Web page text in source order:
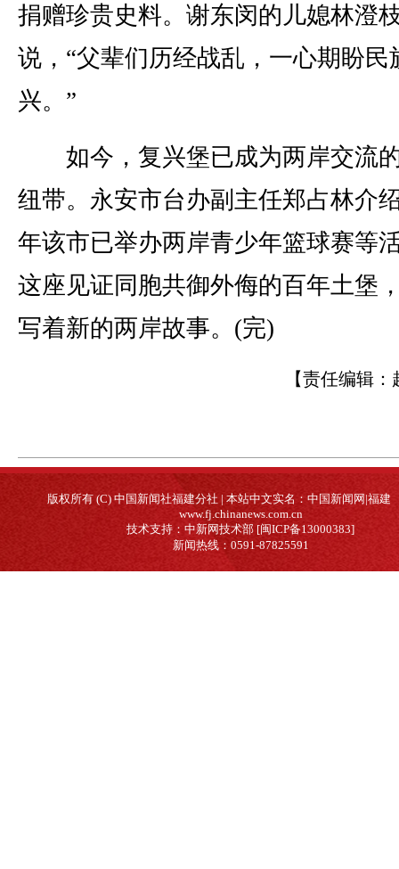
捐赠珍贵史料。谢东闵的儿媳林澄
说，“父辈们历经战乱，一心期盼民
兴。”
如今，复兴堡已成为两岸交流
纽带。永安市台办副主任郑占林介
年该市已举办两岸青少年篮球赛等
这座见证同胞共御外侮的百年土堡
写着新的两岸故事。(完)
【责任编辑：
版权所有 (C) 中国新闻社福建分社 | 本站中文实名：中国新闻网|福建
www.fj.chinanews.com.cn
技术支持：中新网技术部 [闽ICP备13000383]
新闻热线：0591-87825591